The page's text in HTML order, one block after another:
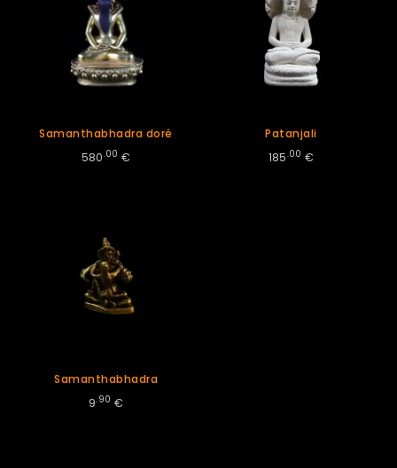
Samanthabhadra doré
580.00 €
Patanjali
185.00 €
Samanthabhadra
9.90 €